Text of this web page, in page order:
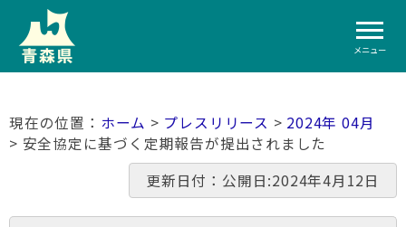
メニュー
ホーム > プレスリリース > 2024年 04月
> 安全協定に基づく定期報告が提出されました
更新日付：公開日:2024年4月12日